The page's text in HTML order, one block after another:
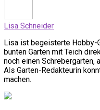
Lisa Schneider
Lisa ist begeisterte Hobby-
bunten Garten mit Teich
noch einen Schrebergarten,
Als Garten-Redakteurin
machen.